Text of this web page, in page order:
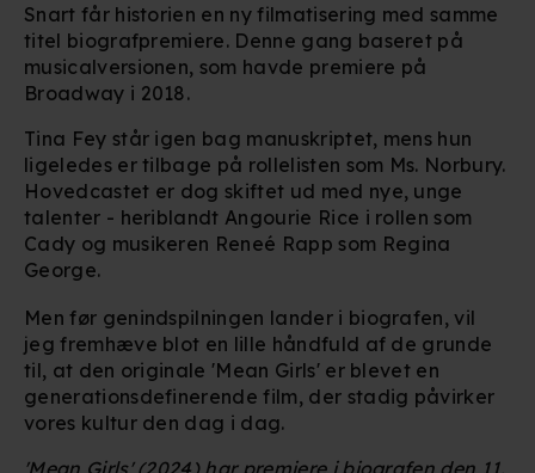
Snart får historien en ny filmatisering med samme
titel biografpremiere. Denne gang baseret på
musicalversionen, som havde premiere på
Broadway i 2018.
Tina Fey står igen bag manuskriptet, mens hun
ligeledes er tilbage på rollelisten som Ms. Norbury.
Hovedcastet er dog skiftet ud med nye, unge
talenter - heriblandt Angourie Rice i rollen som
Cady og musikeren Reneé Rapp som Regina
George.
Men før genindspilningen lander i biografen, vil
jeg fremhæve blot en lille håndfuld af de grunde
til, at den originale 'Mean Girls' er blevet en
generationsdefinerende film, der stadig påvirker
vores kultur den dag i dag.
'Mean Girls' (2024) har premiere i biografen den 11.